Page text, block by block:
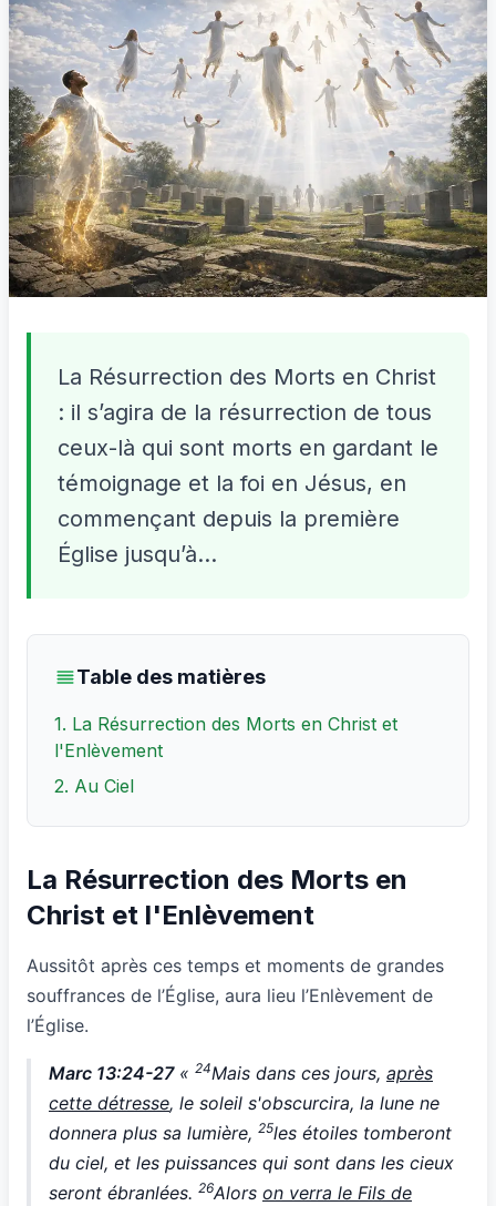
La Résurrection des Morts en Christ
: il s’agira de la résurrection de tous
ceux-là qui sont morts en gardant le
témoignage et la foi en Jésus, en
commençant depuis la première
Église jusqu’à...
Table des matières
1. La Résurrection des Morts en Christ et
l'Enlèvement
2. Au Ciel
La Résurrection des Morts en
Christ et l'Enlèvement
Aussitôt après ces temps et moments de grandes
souffrances de l’Église, aura lieu l’Enlèvement de
l’Église.
Marc 13:24-27« 24Mais dans ces jours, après
cette détresse, le soleil s'obscurcira, la lune ne
donnera plus sa lumière, 25les étoiles tomberont
du ciel, et les puissances qui sont dans les cieux
seront ébranlées. 26Alors on verra le Fils de